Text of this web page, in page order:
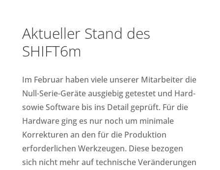
Aktueller Stand des
SHIFT6m
Im Februar haben viele unserer Mitarbeiter die
Null-Serie-Geräte ausgiebig getestet und Hard-
sowie Software bis ins Detail geprüft. Für die
Hardware ging es nur noch um minimale
Korrekturen an den für die Produktion
erforderlichen Werkzeugen. Diese bezogen
sich nicht mehr auf technische Veränderungen